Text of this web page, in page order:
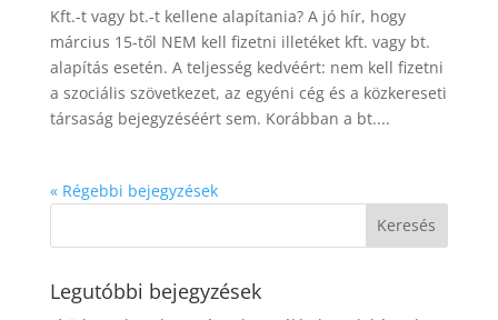
Kft.-t vagy bt.-t kellene alapítania? A jó hír, hogy
március 15-től NEM kell fizetni illetéket kft. vagy bt.
alapítás esetén. A teljesség kedvéért: nem kell fizetni
a szociális szövetkezet, az egyéni cég és a közkereseti
társaság bejegyzéséért sem. Korábban a bt....
« Régebbi bejegyzések
Legutóbbi bejegyzések